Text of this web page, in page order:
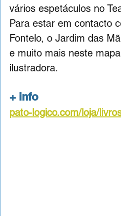
vários espetáculos no
Para estar em contacto
Fontelo, o Jardim das
e muito mais neste
ilustradora.
+ info
pato-logico.com/loja/